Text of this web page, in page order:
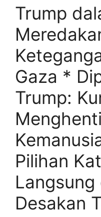
Trump
Gaza *
Trump:
Pilihan
Desakan